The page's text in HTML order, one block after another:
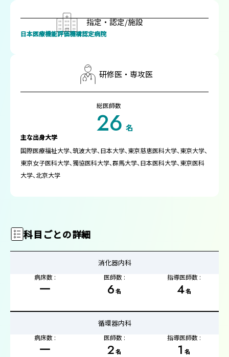
指定・認定/施設
日本医療機能評価機構認定病院
研修医・専攻医
総医師数
26 名
主な出身大学
国際医療福祉大学、筑波大学、日本大学、東京慈恵医科大学、東京大学、
東京女子医科大学、獨協医科大学、群馬大学、日本医科大学、東京医科
大学、北京大学
科目ごとの詳細
消化器内科
病床数 :
ー
医師数 :
6 名
指導医師数 :
4名
循環器内科
病床数 :
ー
医師数 :
2 名
指導医師数 :
1 名